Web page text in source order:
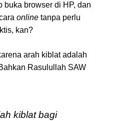
buka browser di HP, dan
online tanpa perlu
kan?
arah kiblat adalah
Rasulullah SAW
kiblat bagi